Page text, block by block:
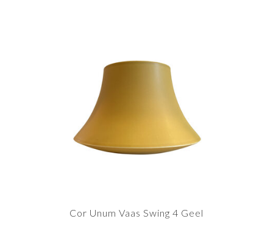
Cor Unum Vaas Swing 4 Geel